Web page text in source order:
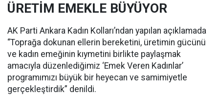
ÜRETİM EMEKLE BÜYÜYOR
AK Parti Ankara Kadın Kolları’ndan yapılan açıklamada
“Toprağa dokunan ellerin bereketini, üretimin gücünü
ve kadın emeğinin kıymetini birlikte paylaşmak
amacıyla düzenlediğimiz ‘Emek Veren Kadınlar’
programımızı büyük bir heyecan ve samimiyetle
gerçekleştirdik” denildi.